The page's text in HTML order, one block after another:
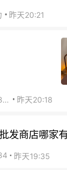
昨天20:21
街友472838572 昨天20:18
商店哪家有
昨天19:35